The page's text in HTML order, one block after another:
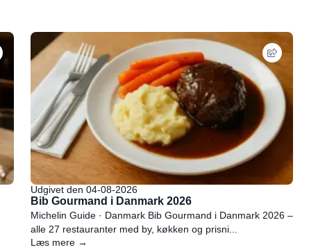
Udgivet den 04-08-2026
Bib Gourmand i Danmark 2026
Michelin Guide · Danmark Bib Gourmand i Danmark 2026 –
alle 27 restauranter med by, køkken og prisni...
Læs mere →